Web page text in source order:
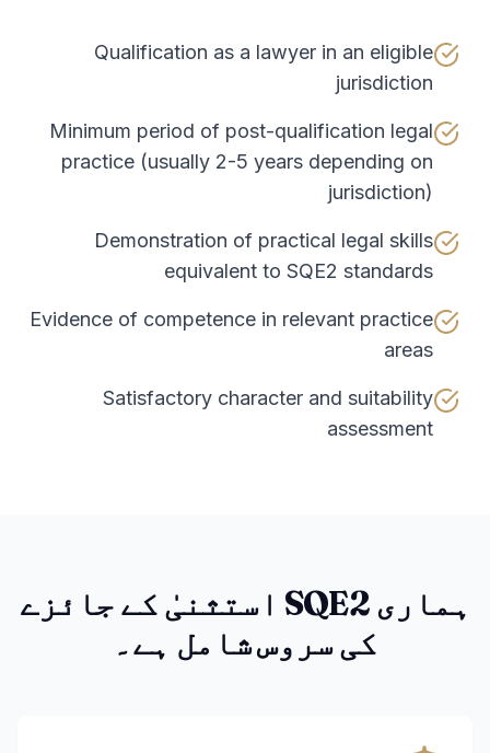
Qualification as a lawyer in an eligible
jurisdiction
Minimum period of post-qualification legal
practice (usually 2-5 years depending on
jurisdiction)
Demonstration of practical legal skills
equivalent to SQE2 standards
Evidence of competence in relevant practice
areas
Satisfactory character and suitability
assessment
ہماری SQE2 استثنیٰ کے جائزے
کی سروس شامل ہے۔